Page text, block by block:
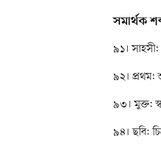
সমার্থক
৯১। সাহসী:
৯২।
৯৩। মুক্ত:
৯৪। ছবি: